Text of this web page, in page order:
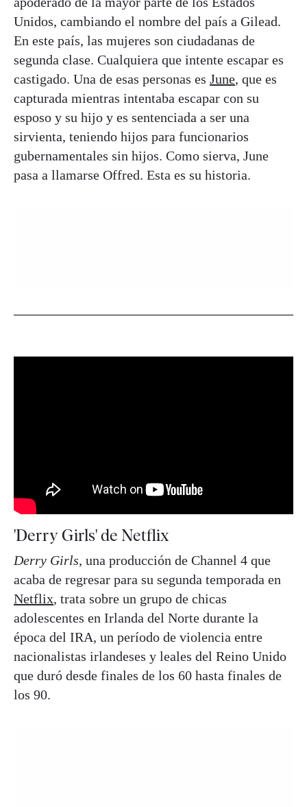
Unidos, cambiando el nombre del país a Gilead.
En este país, las mujeres son ciudadanas de
segunda clase. Cualquiera que intente escapar es
castigado. Una de esas personas es June, que es
capturada mientras intentaba escapar con su
esposo y su hijo y es sentenciada a ser una
sirvienta, teniendo hijos para funcionarios
gubernamentales sin hijos. Como sierva, June
pasa a llamarse Offred. Esta es su historia.
'Derry Girls' de Netflix
Derry Girls, una producción de Channel 4 que
acaba de regresar para su segunda temporada en
Netflix, trata sobre un grupo de chicas
adolescentes en Irlanda del Norte durante la
época del IRA, un período de violencia entre
nacionalistas irlandeses y leales del Reino Unido
que duró desde finales de los 60 hasta finales de
los 90.